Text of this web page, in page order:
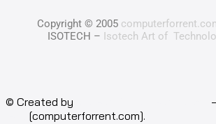
Copyright © 2005
ISOTECH – Isotech Art of
© Created by
[computerforrent.com].